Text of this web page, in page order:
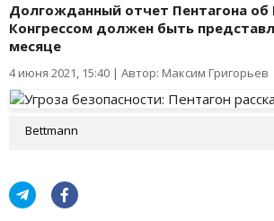
Долгожданный отчет Пентагона
Конгрессом должен быть
месяце
4 июня 2021, 15:40 | Автор: Максим Григорьев
Bettmann